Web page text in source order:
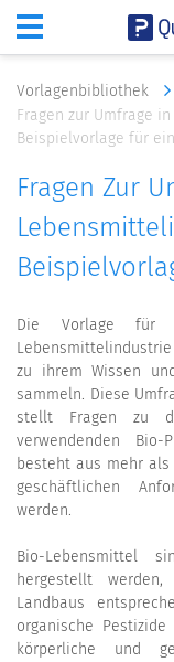
Vorlagenbibliothek
Fragen zur Umfrage
Beispielvorlage für
Fragen Zur
Die Vorlage für
zu ihrem Wissen
sammeln. Diese
stellt Fragen zu
verwendenden Bio-
besteht aus mehr als
geschäftlichen
werden.
Bio-Lebensmittel
hergestellt
Landbaus
organische
körperliche und